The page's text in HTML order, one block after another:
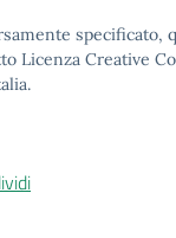
specificato,
Licenza Creative